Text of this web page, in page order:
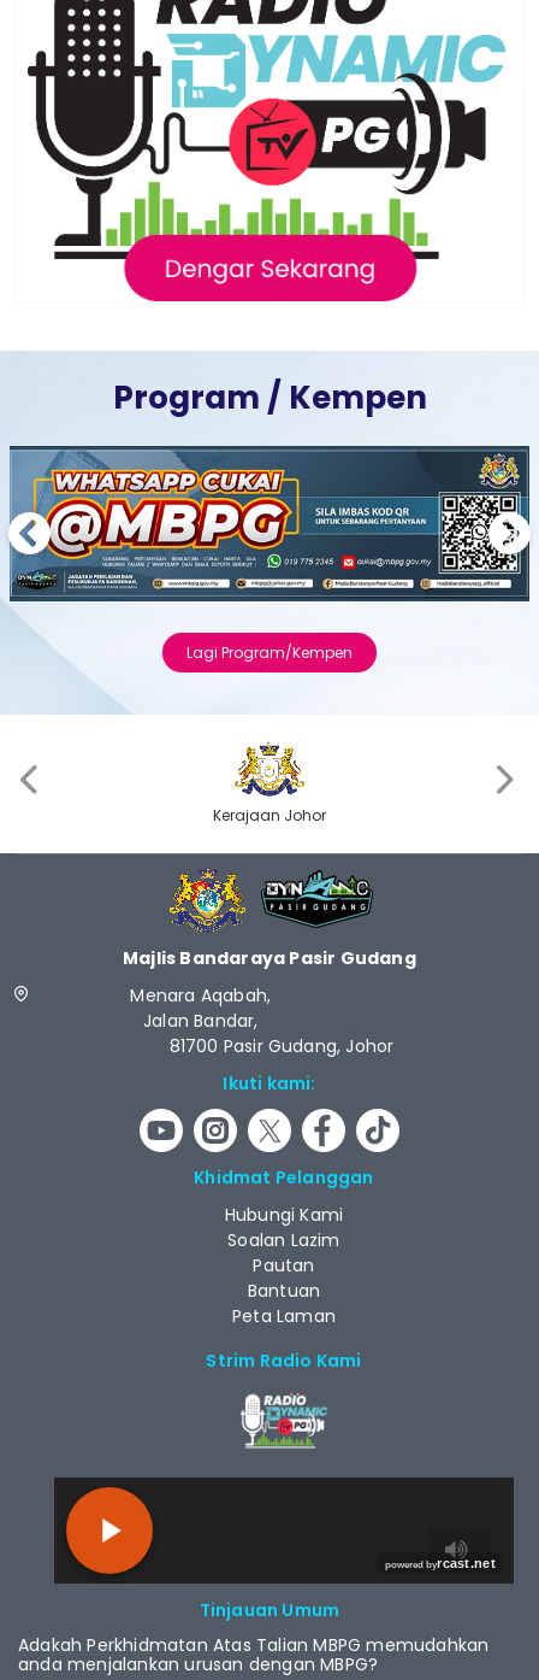
Program / Kempen
Next
Lagi Program/Kempen
Kerajaan Johor
Majlis Bandaraya Pasir Gudang
Menara Aqabah,
Jalan Bandar,
81700 Pasir Gudang, Johor
Ikuti kami:
Khidmat Pelanggan
Hubungi Kami
Soalan Lazim
Pautan
Bantuan
Peta Laman
Strim Radio Kami
Tinjauan Umum
Adakah Perkhidmatan Atas Talian MBPG memudahkan
anda menjalankan urusan dengan MBPG?